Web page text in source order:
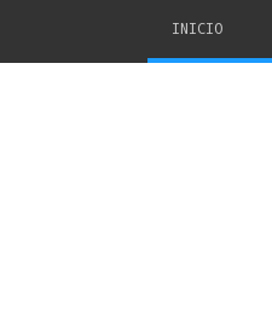
INICIO